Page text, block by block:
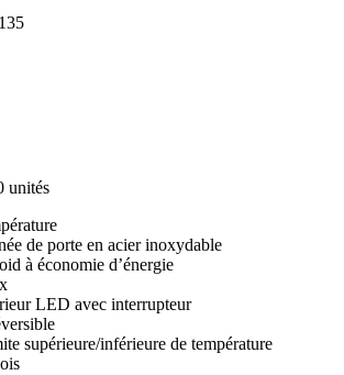
unités
de porte en acier inoxydable
à économie d’énergie
LED avec interrupteur
supérieure/inférieure de température